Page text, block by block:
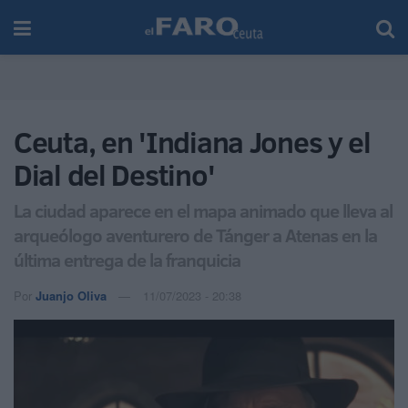
Ceuta, en 'Indiana Jones y el
Dial del Destino'
La ciudad aparece en el mapa animado que lleva al
arqueólogo aventurero de Tánger a Atenas en la
última entrega de la franquicia
Por Juanjo Oliva 11/07/2023 - 20:38